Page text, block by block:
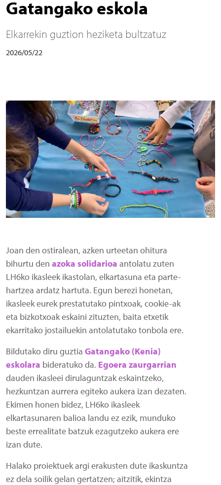
Gatangako eskola
Elkarrekin guztion heziketa bultzatuz
2026/05/22
Irudia
Joan den ostiralean, azken urteetan ohitura
bihurtu den azoka solidarioa antolatu zuten
LH6ko ikasleek ikastolan, elkartasuna eta parte-
hartzea ardatz hartuta. Egun berezi honetan,
ikasleek eurek prestatutako pintxoak, cookie-ak
eta bizkotxoak eskaini zituzten, baita etxetik
ekarritako jostailuekin antolatutako tonbola ere.
Bildutako diru guztia Gatangako (Kenia)
eskolara bideratuko da. Egoera zaurgarrian
dauden ikasleei dirulaguntzak eskaintzeko,
hezkuntzan aurrera egiteko aukera izan dezaten.
Ekimen honen bidez, LH6ko ikasleek
elkartasunaren balioa landu ez ezik, munduko
beste errealitate batzuk ezagutzeko aukera ere
izan dute.
Halako proiektuek argi erakusten dute ikaskuntza
ez dela soilik gelan gertatzen; aitzitik, ekintza